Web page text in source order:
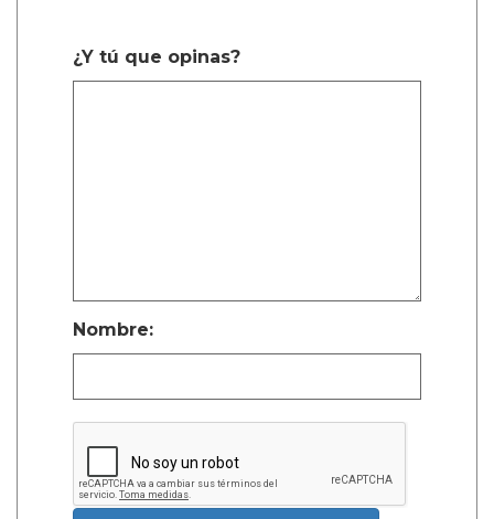
¿Y tú que opinas?
Nombre: